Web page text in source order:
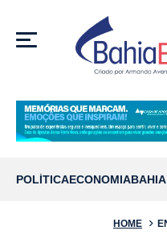
MENU
POLÍTICAECONOMIA
HOME